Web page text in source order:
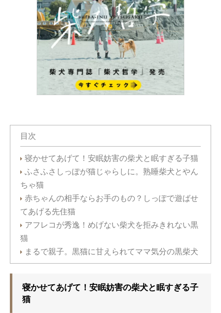
目次
寝かせてあげて！安眠妨害の柴犬と眠すぎる子猫
ふさふさしっぽが猫じゃらしに。熟睡柴犬とやん
ちゃ猫
赤ちゃんの相手ならお手のもの？しっぽで遊ばせ
てあげる先住猫
アフレコが秀逸！めげない柴犬を拒みきれない黒
猫
まるで親子。黒猫に甘えられてママ気分の黒柴犬
寝かせてあげて！安眠妨害の柴犬と眠すぎる子
猫